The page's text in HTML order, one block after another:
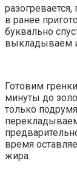
в ранее
буквально
выкладываем
Готовим
минуты до
только
время
жира.